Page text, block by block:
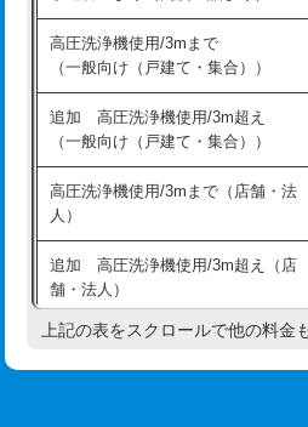
追加人工
廃棄・処分
※給水管工事は20mmまでの価格で
持込商品取付（混合水栓）
持込商品取付（浄水器・分岐水栓）
業）
排水管工事（追加 排水管工事/3ｍ超
え）
マス交換（土の掘削・埋め戻し作業
高圧洗浄機使用/3mまで
（一般向け（戸建て・集合））
追加 高圧洗浄機使用/3m超え
（一般向け（戸建て・集合））
高圧洗浄機使用/3mまで（店舗・法
人）
追加 高圧洗浄機使用/3m超え（店
舗・法人）
高度高圧洗浄換
上記の表をスクロールで他の料金